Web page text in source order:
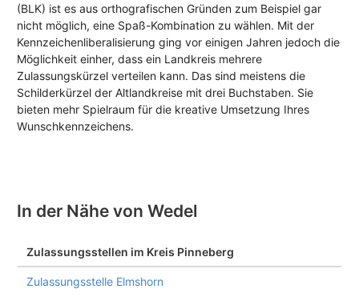
(BLK) ist es aus orthografischen Gründen zum Beispiel gar
nicht möglich, eine Spaß-Kombination zu wählen. Mit der
Kennzeichenliberalisierung ging vor einigen Jahren jedoch die
Möglichkeit einher, dass ein Landkreis mehrere
Zulassungskürzel verteilen kann. Das sind meistens die
Schilderkürzel der Altlandkreise mit drei Buchstaben. Sie
bieten mehr Spielraum für die kreative Umsetzung Ihres
Wunschkennzeichens.
In der Nähe von Wedel
Zulassungsstellen im Kreis Pinneberg
Zulassungsstelle Elmshorn